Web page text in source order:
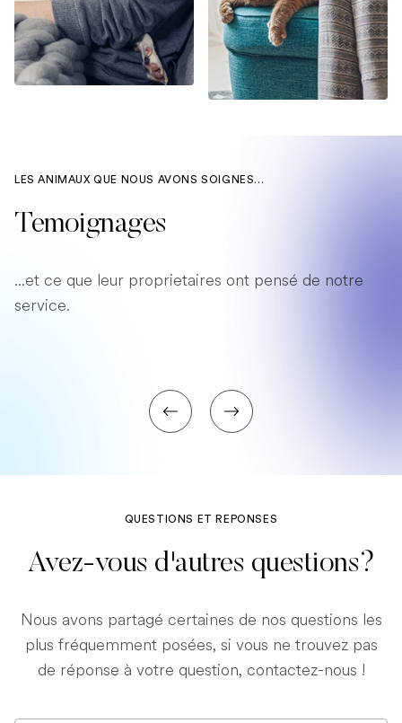
LES ANIMAUX QUE NOUS AVONS SOIGNES...
Temoignages
...et ce que leur proprietaires ont pensé de notre
service.
QUESTIONS ET REPONSES
Avez-vous d'autres questions?
Nous avons partagé certaines de nos questions les
plus fréquemment posées, si vous ne trouvez pas
de réponse à votre question, contactez-nous !